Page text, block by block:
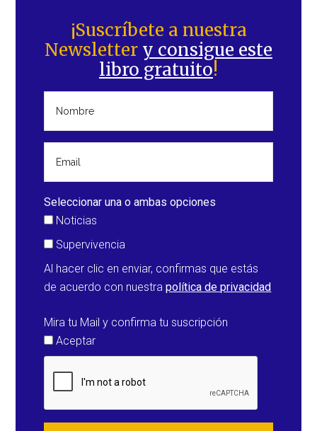
lateral
principal
¡Suscríbete a nuestra
Newsletter y consigue este
libro gratuito!
Seleccionar una o ambas opciones
Noticias
Supervivencia
Al hacer clic en enviar, confirmas que estás
de acuerdo con nuestrapolítica de privacidad
Mira tu Mail y confirma tu suscripción
Aceptar